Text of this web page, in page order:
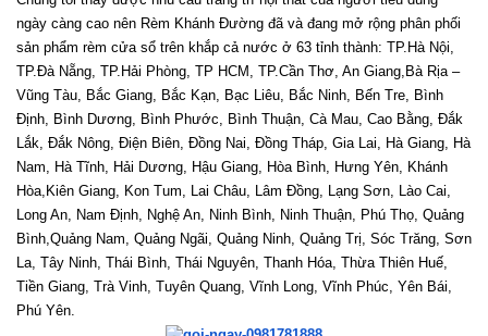
ngày càng cao nên Rèm Khánh Đường đã và đang mở rộng phân phối
sản phẩm rèm cửa sổ trên khắp cả nước ở 63 tỉnh thành: TP.Hà Nội,
TP.Đà Nẵng, TP.Hải Phòng, TP HCM, TP.Cần Thơ, An Giang,Bà Rịa –
Vũng Tàu, Bắc Giang, Bắc Kạn, Bạc Liêu, Bắc Ninh, Bến Tre, Bình
Định, Bình Dương, Bình Phước, Bình Thuận, Cà Mau, Cao Bằng, Đắk
Lắk, Đắk Nông, Điện Biên, Đồng Nai, Đồng Tháp, Gia Lai, Hà Giang, Hà
Nam, Hà Tĩnh, Hải Dương, Hậu Giang, Hòa Bình, Hưng Yên, Khánh
Hòa,Kiên Giang, Kon Tum, Lai Châu, Lâm Đồng, Lạng Sơn, Lào Cai,
Long An, Nam Định, Nghệ An, Ninh Bình, Ninh Thuận, Phú Thọ, Quảng
Bình,Quảng Nam, Quảng Ngãi, Quảng Ninh, Quảng Trị, Sóc Trăng, Sơn
La, Tây Ninh, Thái Bình, Thái Nguyên, Thanh Hóa, Thừa Thiên Huế,
Tiền Giang, Trà Vinh, Tuyên Quang, Vĩnh Long, Vĩnh Phúc, Yên Bái,
Phú Yên.